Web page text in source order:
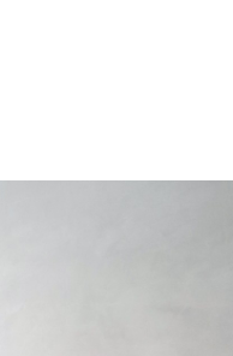
都 二条新町